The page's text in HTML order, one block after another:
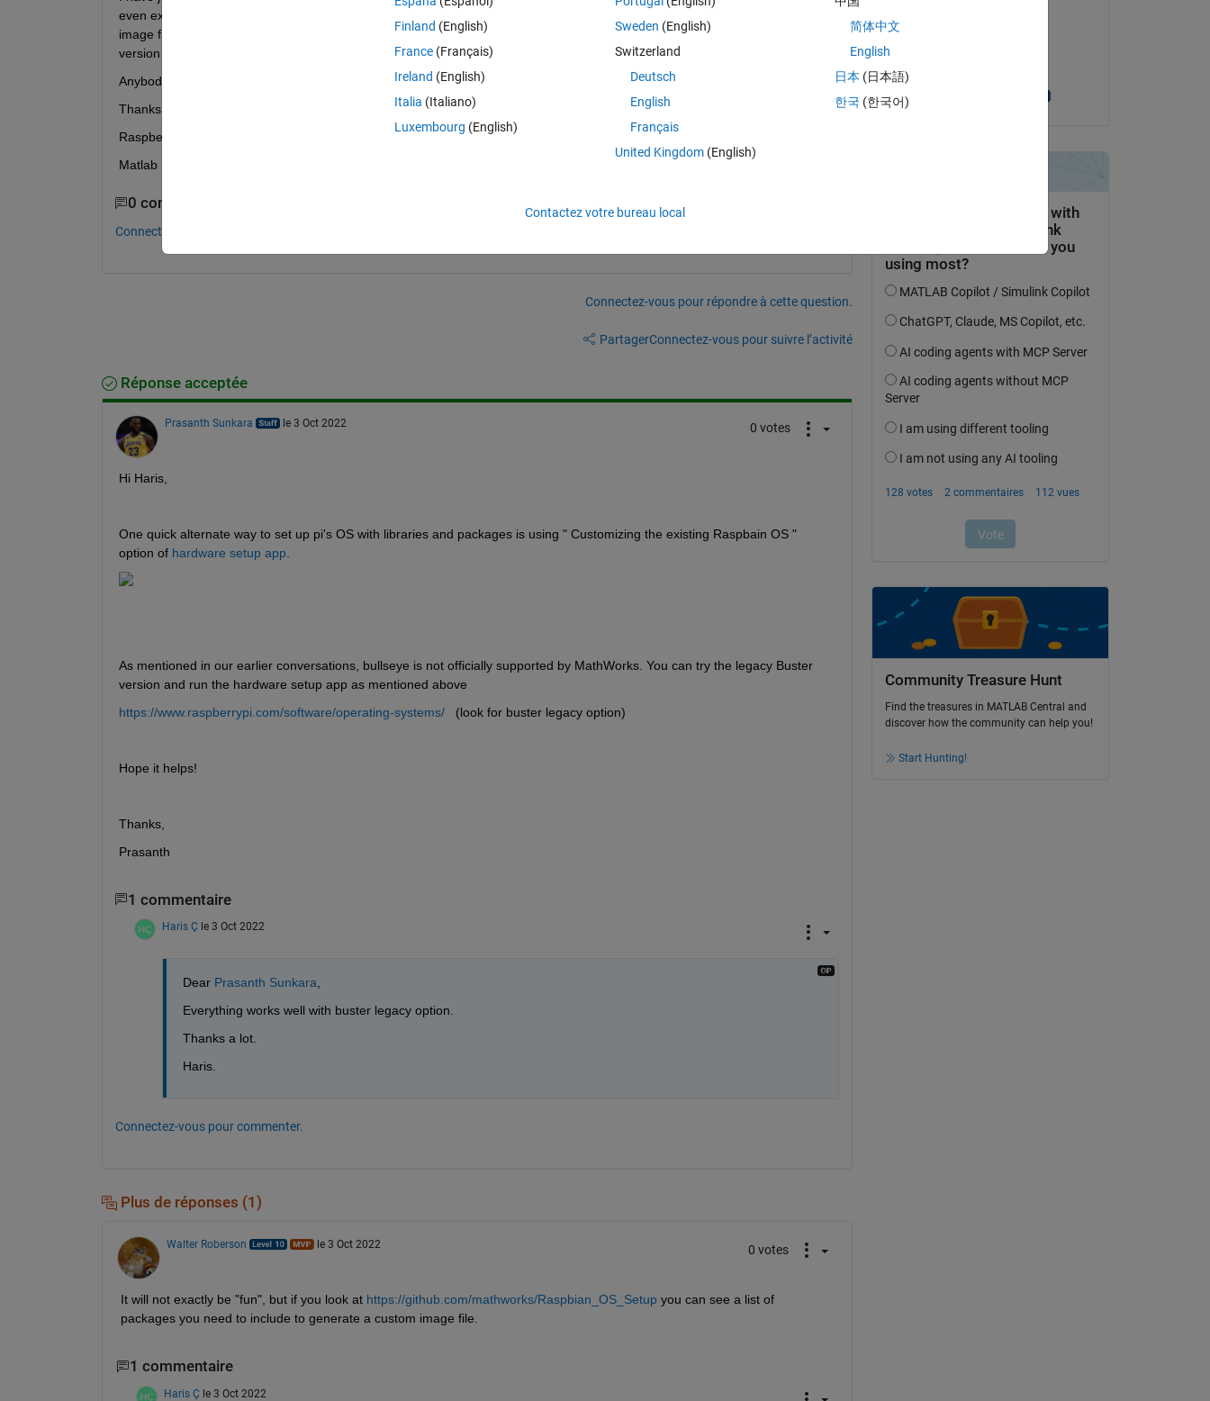
even external mode of Simulink with 4 GB version), newer one does not take image of Raspbian correctly. When I write
image file to the SD card and insert it, on the black screen i see an error like ' does not support this version. use the latest
version from raspberrypi.com'. So, i need a full image of Raspbian bullseye which includes Simulink support package.
Anybody has the same problem?
Thanks in advance.
Raspberry Pi 4B 8 GB
Matlab R2021a
0 commentaires
Connectez-vous pour commenter.
Connectez-vous pour répondre à cette question.
PartagerConnectez-vous pour suivre l’activité
Réponse acceptée
Prasanth Sunkara le 3 Oct 2022 0 votes
Hi Haris,
One quick alternate way to set up pi's OS with libraries and packages is using " Customizing the existing Raspbain OS "
option of hardware setup app
As mentioned in our earlier conversations, bullseye is not officially supported by MathWorks. You can try the legacy Buster
version and run the hardware setup app as mentioned above
https://www.raspberrypi.com/software/operating-systems/
   (look for buster legacy option)
Hope it helps!
Thanks,
Prasanth
1 commentaire
Haris Ç le 3 Oct 2022
Dear Prasanth Sunkara
Everything works well with buster legacy option.
Thanks a lot.
Haris.
Connectez-vous pour commenter.
Plus de réponses (1)
Walter Roberson le 3 Oct 2022 0 votes
It will not exactly be "fun", but if you look at https://github.com/mathworks/Raspbian_OS_Setup you can see a list of
packages you need to include to generate a custom image file.
1 commentaire
Haris Ç le 3 Oct 2022
Acceptée :
Community Treasure Hunt
Find the treasures in MATLAB Central and
discover how the community can help you!
Start Hunting!
Finland (English)
France (Français)
Ireland (English)
Italia (Italiano)
Luxembourg (English)
Sweden (English)
Switzerland
Deutsch
English
Français
United Kingdom(English)
简体中文
English
日本 (日本語)
한국 (한국어)
Contactez votre bureau local